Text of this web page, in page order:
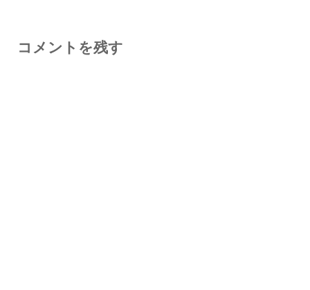
コメントを残す